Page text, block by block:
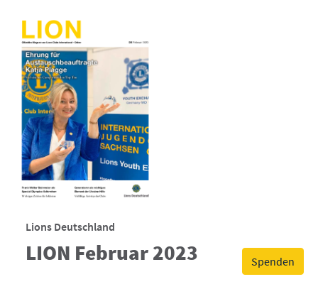
Spenden
Lions Deutschland
LION Februar 2023